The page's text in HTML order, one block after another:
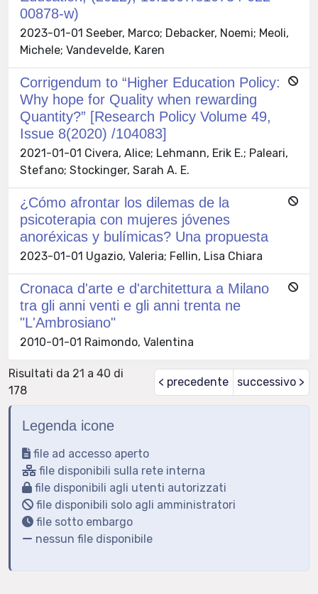
00878-w)
2023-01-01 Seeber, Marco; Debacker, Noemi; Meoli,
Michele; Vandevelde, Karen
Corrigendum to “Higher Education Policy:
Why hope for Quality when rewarding
Quantity?” [Research Policy Volume 49,
Issue 8(2020) /104083]
2021-01-01 Civera, Alice; Lehmann, Erik E.; Paleari,
Stefano; Stockinger, Sarah A. E.
¿Cómo afrontar los dilemas de la
psicoterapia con mujeres jóvenes
anoréxicas y bulímicas? Una propuesta
2023-01-01 Ugazio, Valeria; Fellin, Lisa Chiara
Cronaca d'arte e d'architettura a Milano
tra gli anni venti e gli anni trenta ne
"L'Ambrosiano"
2010-01-01 Raimondo, Valentina
Risultati da 21 a 40 di
178
< precedente successivo >
Legenda icone
file ad accesso aperto
file disponibili sulla rete interna
file disponibili agli utenti autorizzati
file disponibili solo agli amministratori
file sotto embargo
nessun file disponibile